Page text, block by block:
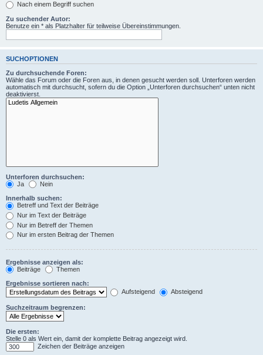
Nach einem Begriff suchen
Zu suchender Autor:
Benutze ein * als Platzhalter für teilweise Übereinstimmungen.
SUCHOPTIONEN
Zu durchsuchende Foren:
Wähle das Forum oder die Foren aus, in denen gesucht werden soll. Unterforen werden
automatisch mit durchsucht, sofern du die Option „Unterforen durchsuchen“ unten nicht
deaktivierst.
Unterforen durchsuchen:
Ja
Nein
Innerhalb suchen:
Betreff und Text der Beiträge
Nur im Text der Beiträge
Nur im Betreff der Themen
Nur im ersten Beitrag der Themen
Ergebnisse anzeigen als:
Beiträge
Themen
Ergebnisse sortieren nach:
Aufsteigend
Absteigend
Suchzeitraum begrenzen:
Die ersten:
Stelle 0 als Wert ein, damit der komplette Beitrag angezeigt wird.
Zeichen der Beiträge anzeigen